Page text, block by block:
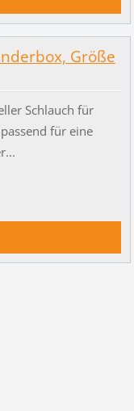
Größe
Schlauch für
für eine